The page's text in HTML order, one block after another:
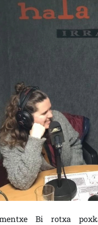
Bi rotxa